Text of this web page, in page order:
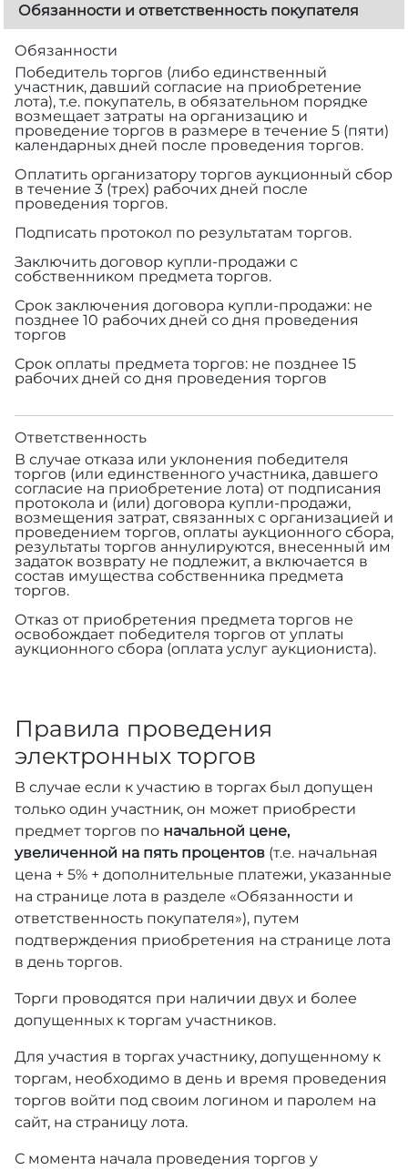
Обязанности и ответственность покупателя
Обязанности
Победитель торгов (либо единственный
участник, давший согласие на приобретение
лота), т.е. покупатель, в обязательном порядке
возмещает затраты на организацию и
проведение торгов в размере в течение 5 (пяти)
календарных дней после проведения торгов.
Оплатить организатору торгов аукционный сбор
в течение 3 (трех) рабочих дней после
проведения торгов.
Подписать протокол по результатам торгов.
Заключить договор купли-продажи с
собственником предмета торгов.
Срок заключения договора купли-продажи: не
позднее 10 рабочих дней со дня проведения
торгов
Срок оплаты предмета торгов: не позднее 15
рабочих дней со дня проведения торгов
Ответственность
В случае отказа или уклонения победителя
торгов (или единственного участника, давшего
согласие на приобретение лота) от подписания
протокола и (или) договора купли-продажи,
возмещения затрат, связанных с организацией и
проведением торгов, оплаты аукционного сбора,
результаты торгов аннулируются, внесенный им
задаток возврату не подлежит, а включается в
состав имущества собственника предмета
торгов.
Отказ от приобретения предмета торгов не
освобождает победителя торгов от уплаты
аукционного сбора (оплата услуг аукциониста).
Правила проведения
электронных торгов
В случае если к участию в торгах был допущен
только один участник, он может приобрести
предмет торгов по начальной цене,
увеличенной на пять процентов (т.е. начальная
цена + 5% + дополнительные платежи, указанные
на странице лота в разделе «Обязанности и
ответственность покупателя»), путем
подтверждения приобретения на странице лота
в день торгов.
Торги проводятся при наличии двух и более
допущенных к торгам участников.
Для участия в торгах участнику, допущенному к
торгам, необходимо в день и время проведения
торгов войти под своим логином и паролем на
сайт, на страницу лота.
С момента начала проведения торгов у